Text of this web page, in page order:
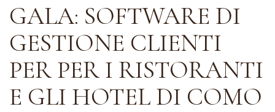
GALA: SOFTWARE DI
GESTIONE CLIENTI
PER PER I RISTORANTI
E GLI HOTEL DI COMO